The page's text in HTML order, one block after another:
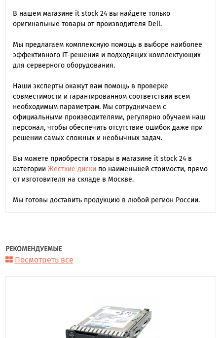
В нашем магазине it stock 24 вы найдете только
оригинальные товары от производителя Dell.
Мы предлагаем комплексную помощь в выборе наиболее
эффективного IT-решения и подходящих комплектующих
для серверного оборудования.
Наши эксперты окажут вам помощь в проверке
совместимости и гарантированном соответствии всем
необходимым параметрам. Мы сотрудничаем с
официальными производителями, регулярно обучаем наш
персонал, чтобы обеспечить отсутствие ошибок даже при
решении самых сложных и необычных задач.
Вы можете приобрести товары в магазине it stock 24 в
категории Жёсткие диски по наименьшей стоимости, прямо
от изготовителя на складе в Москве.
Мы готовы доставить продукцию в любой регион России.
РЕКОМЕНДУЕМЫЕ
Посмотреть все